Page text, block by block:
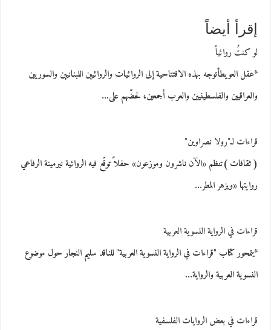
إقرأ أيضاً
لو كنتُ روائياً
*عقل العويطأتوجه بهذه الافتتاحية إلى الروائيات والروائيين اللبنانيين والسوريين
والعراقيين والفلسطينيين والعرب أجمعين، لحضّهم على…
قراءات لـ"رولا نصراوين"
( ثقافات )تنظم «الآن ناشرون وموزعون» حفلاً توقّع فيه الروائية نيرمينة الرفاعي
روايتها «ويزهر المطر…
قراءات في الرواية النسوية العربية
*يتمحور كتاب "قراءات في الرواية النسوية العربية" للناقد سليم النجار حول موضوع
النسوية العربية والرواية…
قراءات في بعض الروايات الفلسفية